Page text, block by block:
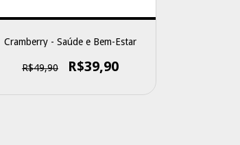
Cramberry - Saúde e Bem-Estar
R$49,90 R$39,90